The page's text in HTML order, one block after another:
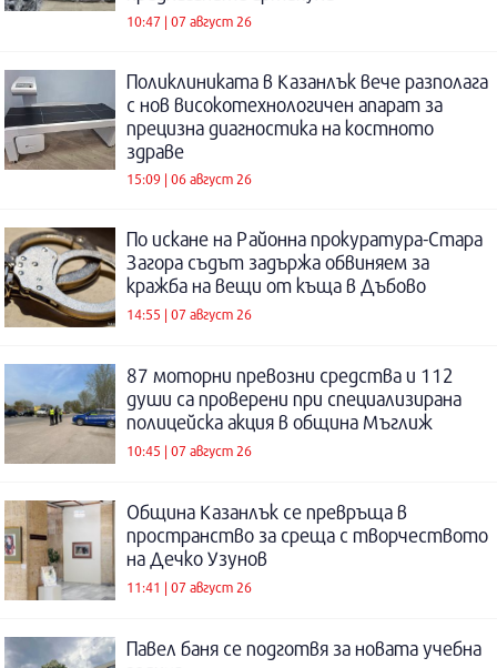
10:47 | 07 август 26
Поликлиниката в Казанлък вече разполага
с нов високотехнологичен апарат за
прецизна диагностика на костното
здраве
15:09 | 06 август 26
По искане на Районна прокуратура-Стара
Загора съдът задържа обвиняем за
кражба на вещи от къща в Дъбово
14:55 | 07 август 26
87 моторни превозни средства и 112
души са проверени при специализирана
полицейска акция в община Мъглиж
10:45 | 07 август 26
Община Казанлък се превръща в
пространство за среща с творчеството
на Дечко Узунов
11:41 | 07 август 26
Павел баня се подготвя за новата учебна